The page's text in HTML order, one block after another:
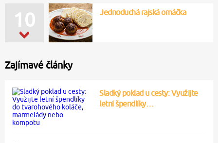
10 Jednoduchá rajská omáčka
Zajímavé články
Sladký poklad u cesty: Využijte
letní špendlíky…